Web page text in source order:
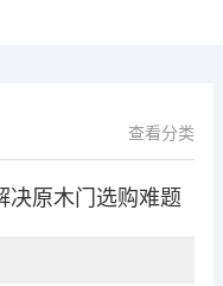
查看分类
决原木门选购难题